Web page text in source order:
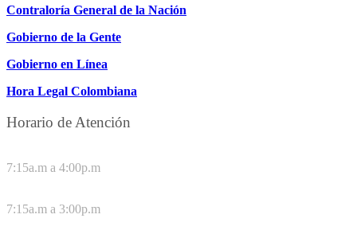
Contraloría General de la Nación
Gobierno de la Gente
Gobierno en Línea
Hora Legal Colombiana
Horario de Atención
7:15a.m a 4:00p.m
7:15a.m a 3:00p.m